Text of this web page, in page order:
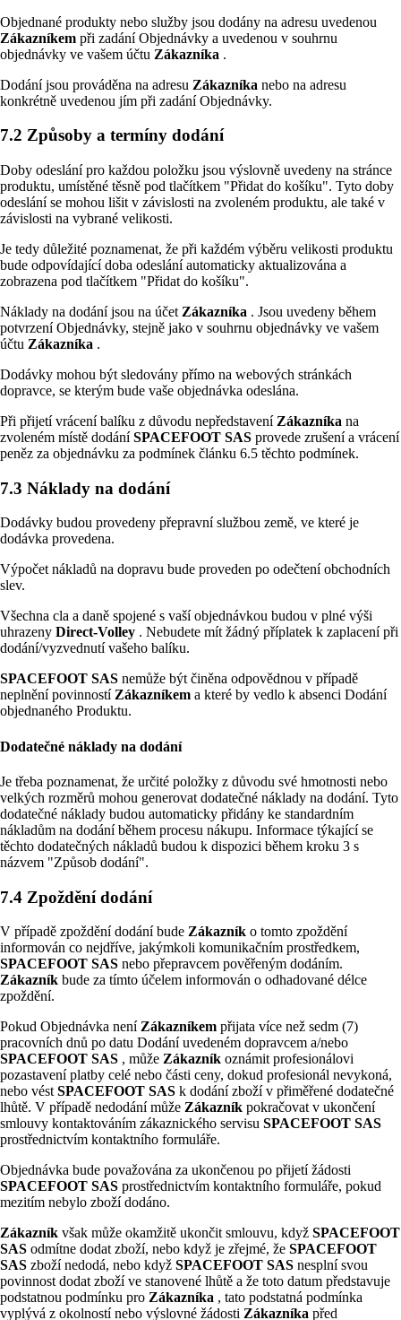
Objednané produkty nebo služby jsou dodány na adresu uvedenou
Zákazníkem při zadání Objednávky a uvedenou v souhrnu
objednávky ve vašem účtu Zákazníka .
Dodání jsou prováděna na adresu Zákazníka nebo na adresu
konkrétně uvedenou jím při zadání Objednávky.
7.2 Způsoby a termíny dodání
Doby odeslání pro každou položku jsou výslovně uvedeny na stránce
produktu, umístěné těsně pod tlačítkem "Přidat do košíku". Tyto doby
odeslání se mohou lišit v závislosti na zvoleném produktu, ale také v
závislosti na vybrané velikosti.
Je tedy důležité poznamenat, že při každém výběru velikosti produktu
bude odpovídající doba odeslání automaticky aktualizována a
zobrazena pod tlačítkem "Přidat do košíku".
Náklady na dodání jsou na účet Zákazníka . Jsou uvedeny během
potvrzení Objednávky, stejně jako v souhrnu objednávky ve vašem
účtu Zákazníka .
Dodávky mohou být sledovány přímo na webových stránkách
dopravce, se kterým bude vaše objednávka odeslána.
Při přijetí vrácení balíku z důvodu nepředstavení Zákazníka na
zvoleném místě dodáníSPACEFOOT SAS provede zrušení a vrácení
peněz za objednávku za podmínek článku 6.5 těchto podmínek.
7.3 Náklady na dodání
Dodávky budou provedeny přepravní službou země, ve které je
dodávka provedena.
Výpočet nákladů na dopravu bude proveden po odečtení obchodních
slev.
Všechna cla a daně spojené s vaší objednávkou budou v plné výši
uhrazeny Direct-Volley . Nebudete mít žádný příplatek k zaplacení při
dodání/vyzvednutí vašeho balíku.
SPACEFOOT SAS nemůže být činěna odpovědnou v případě
neplnění povinností Zákazníkem a které by vedlo k absenci Dodání
objednaného Produktu.
Dodatečné náklady na dodání
Je třeba poznamenat, že určité položky z důvodu své hmotnosti nebo
velkých rozměrů mohou generovat dodatečné náklady na dodání. Tyto
dodatečné náklady budou automaticky přidány ke standardním
nákladům na dodání během procesu nákupu. Informace týkající se
těchto dodatečných nákladů budou k dispozici během kroku 3 s
názvem "Způsob dodání".
7.4 Zpoždění dodání
V případě zpoždění dodání bude Zákazník o tomto zpoždění
informován co nejdříve, jakýmkoli komunikačním prostředkem,
SPACEFOOT SAS nebo přepravcem pověřeným dodáním.
Zákazník bude za tímto účelem informován o odhadované délce
zpoždění.
Pokud Objednávka není Zákazníkem přijata více než sedm (7)
pracovních dnů po datu Dodání uvedeném dopravcem a/nebo
SPACEFOOT SAS , může Zákazník oznámit profesionálovi
pozastavení platby celé nebo části ceny, dokud profesionál nevykoná,
nebo vést SPACEFOOT SAS k dodání zboží v přiměřené dodatečné
lhůtě. V případě nedodání může Zákazník pokračovat v ukončení
smlouvy kontaktováním zákaznického servisu SPACEFOOT SAS
prostřednictvím kontaktního formuláře.
Objednávka bude považována za ukončenou po přijetí žádosti
SPACEFOOT SAS prostřednictvím kontaktního formuláře, pokud
mezitím nebylo zboží dodáno.
Zákazník však může okamžitě ukončit smlouvu, když SPACEFOOT
SAS odmítne dodat zboží, nebo když je zřejmé, že SPACEFOOT
SAS zboží nedodá, nebo když SPACEFOOT SAS nesplní svou
povinnost dodat zboží ve stanovené lhůtě a že toto datum představuje
podstatnou podmínku pro Zákazníka , tato podstatná podmínka
vyplývá z okolností nebo výslovné žádosti Zákazníka před